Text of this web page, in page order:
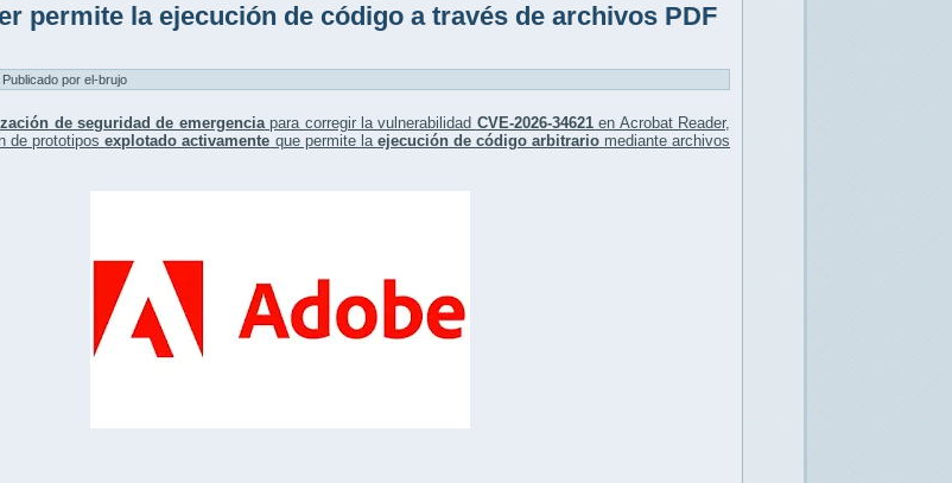
permite la ejecución de código a través de archivos PDF
por el-brujo
de seguridad de emergenciapara corregir la vulnerabilidad CVE-2026-34621en Acrobat Reader,
de prototiposexplotado activamente que permite la ejecución de código arbitrariomediante archivos